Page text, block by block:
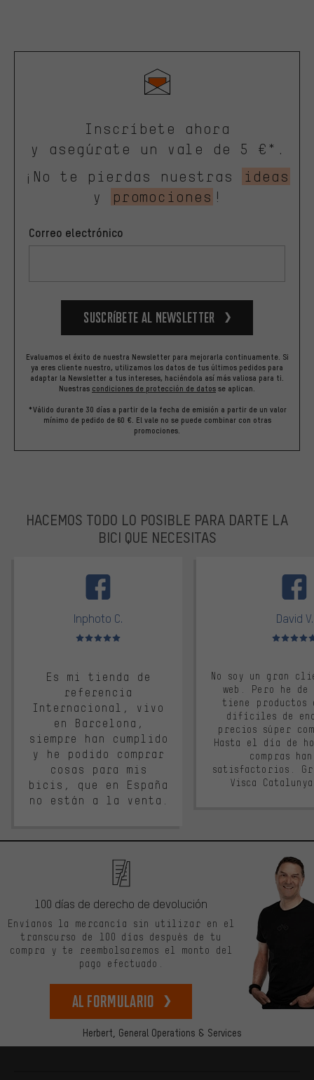
Inscríbete ahora
y asegúrate un vale de 5 €*.
¡No te pierdas nuestras
ideas
y
promociones !
Correo electrónico
Suscríbete al newsletter
Evaluamos el éxito de nuestra Newsletter para mejorarla continuamente. Si
ya eres cliente nuestro, utilizamos los datos de tus últimos pedidos para
adaptar la Newsletter a tus intereses, haciéndola así más valiosa para ti.
Nuestras condiciones de protección de datos se aplican.
*Válido durante 30 días a partir de la fecha de emisión a partir de un valor
mínimo de pedido de 60 €. El vale no se puede combinar con otras
promociones.
HACEMOS TODO LO POSIBLE PARA DARTE LA
BICI QUE NECESITAS
Inphoto C.
Valoración media: 5 de 5
Es mi tienda de
referencia
Internacional, vivo
en Barcelona,
siempre han cumplido
y he podido comprar
cosas para mis
bicis, que en España
no están a la venta.
David V.
Valoración
No soy un gran
web. Pero he
tiene productos
difíciles de
precios súper
Hasta el día de
compras
satisfactorios.
Visca
Herbert, General Operations & Services
100 días de derecho de devolución
Envíanos la mercancía sin utilizar en el
transcurso de 100 días después de tu
compra y te reembolsaremos el monto del
pago efectuado.
Al formulario